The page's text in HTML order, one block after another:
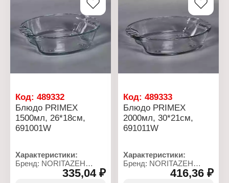
Материал: стекло
Упаковка: в коробке
Материал: стекло
Упаковка: в коробке
Код: 489332
Блюдо PRIMEX
1500мл, 26*18см,
691001W
Характеристики:
Бренд: NORITAZEH
Артикул: 691001W335,04 ₽
Код:489333
Блюдо PRIMEX
2000мл, 30*21см,
691011W
Характеристики:
Бренд: NORITAZEH
Артикул: 691011W416,36 ₽